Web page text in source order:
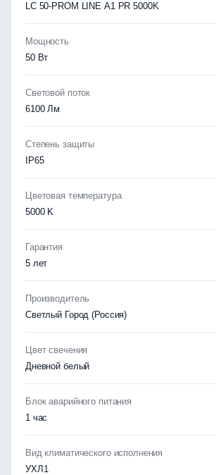
LC 50-PROM LINE A1 PR 5000K
Мощность
50 Вт
Световой поток
6100 Лм
Степень защиты
IP65
Цветовая температура
5000 K
Гарантия
5 лет
Производитель
Светлый Город (Россия)
Цвет свечения
Дневной белый
Блок аварийного питания
1 час
Вид климатического исполнения
УХЛ1